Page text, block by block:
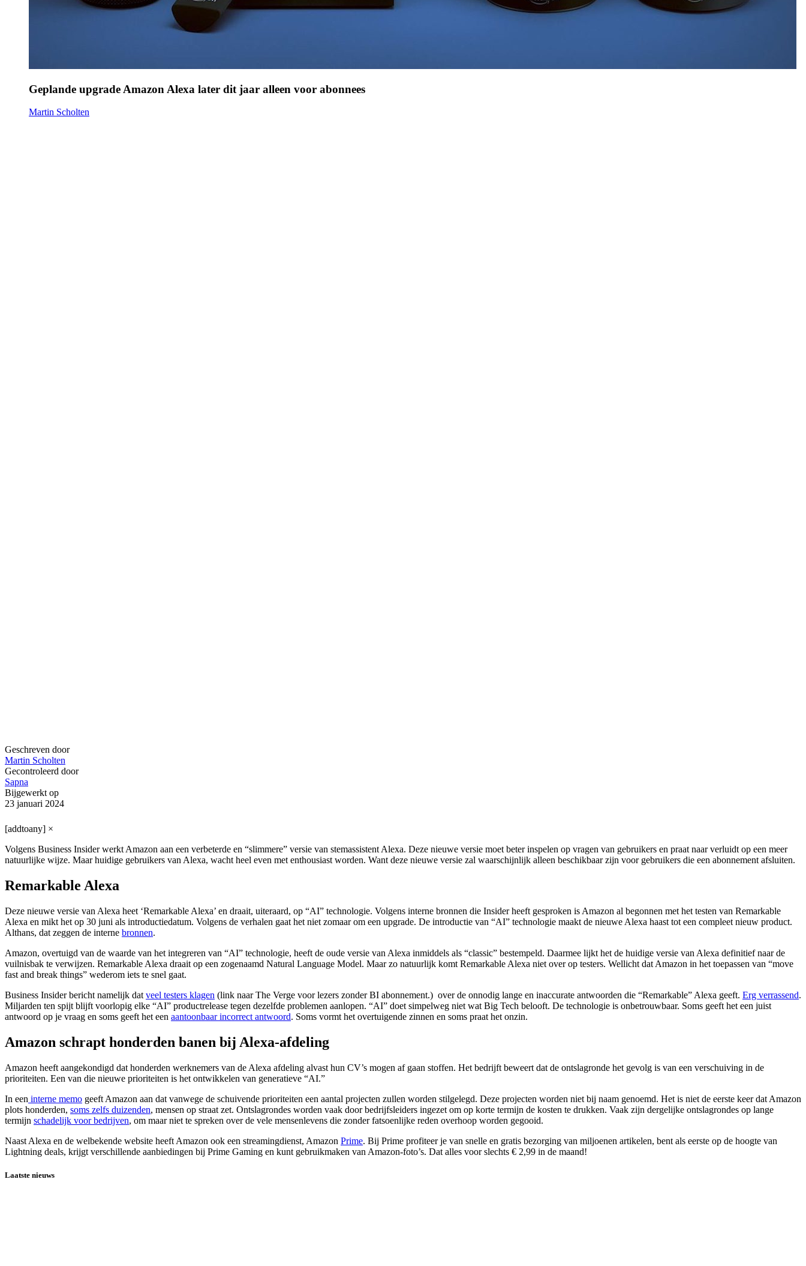
Geplande upgrade Amazon Alexa later dit jaar alleen voor abonnees
Martin Scholten
Geschreven door
Martin Scholten
Gecontroleerd door
Sapna
Bijgewerkt op
23 januari 2024
[addtoany] ×
Volgens Business Insider werkt Amazon aan een verbeterde en “slimmere” versie van stemassistent Alexa. Deze nieuwe versie moet beter inspelen op vragen van gebruikers en praat naar verluidt op een meer
natuurlijke wijze. Maar huidige gebruikers van Alexa, wacht heel even met enthousiast worden. Want deze nieuwe versie zal waarschijnlijk alleen beschikbaar zijn voor gebruikers die een abonnement afsluiten.
Remarkable Alexa
Deze nieuwe versie van Alexa heet ‘Remarkable Alexa’ en draait, uiteraard, op “AI” technologie. Volgens interne bronnen die Insider heeft gesproken is Amazon al begonnen met het testen van Remarkable
Alexa en mikt het op 30 juni als introductiedatum. Volgens de verhalen gaat het niet zomaar om een upgrade. De introductie van “AI” technologie maakt de nieuwe Alexa haast tot een compleet nieuw product.
Althans, dat zeggen de interne bronnen.
Amazon, overtuigd van de waarde van het integreren van “AI” technologie, heeft de oude versie van Alexa inmiddels als “classic” bestempeld. Daarmee lijkt het de huidige versie van Alexa definitief naar de
vuilnisbak te verwijzen. Remarkable Alexa draait op een zogenaamd Natural Language Model. Maar zo natuurlijk komt Remarkable Alexa niet over op testers. Wellicht dat Amazon in het toepassen van “move
fast and break things” wederom iets te snel gaat.
Business Insider bericht namelijk dat veel testers klagen (link naar The Verge voor lezers zonder BI abonnement.) over de onnodig lange en inaccurate antwoorden die “Remarkable” Alexa geeft. Erg verrassend.
Miljarden ten spijt blijft voorlopig elke “AI” productrelease tegen dezelfde problemen aanlopen. “AI” doet simpelweg niet wat Big Tech belooft. De technologie is onbetrouwbaar. Soms geeft het een juist
antwoord op je vraag en soms geeft het een aantoonbaar incorrect antwoord. Soms vormt het overtuigende zinnen en soms praat het onzin.
Amazon schrapt honderden banen bij Alexa-afdeling
Amazon heeft aangekondigd dat honderden werknemers van de Alexa afdeling alvast hun CV’s mogen af gaan stoffen. Het bedrijft beweert dat de ontslagronde het gevolg is van een verschuiving in de
prioriteiten. Een van die nieuwe prioriteiten is het ontwikkelen van generatieve “AI.”
In een interne memo geeft Amazon aan dat vanwege de schuivende prioriteiten een aantal projecten zullen worden stilgelegd. Deze projecten worden niet bij naam genoemd. Het is niet de eerste keer dat Amazon
plots honderden, soms zelfs duizenden, mensen op straat zet. Ontslagrondes worden vaak door bedrijfsleiders ingezet om op korte termijn de kosten te drukken. Vaak zijn dergelijke ontslagrondes op lange
termijn schadelijk voor bedrijven, om maar niet te spreken over de vele mensenlevens die zonder fatsoenlijke reden overhoop worden gegooid.
Naast Alexa en de welbekende website heeft Amazon ook een streamingdienst, Amazon Prime. Bij Prime profiteer je van snelle en gratis bezorging van miljoenen artikelen, bent als eerste op de hoogte van
Lightning deals, krijgt verschillende aanbiedingen bij Prime Gaming en kunt gebruikmaken van Amazon-foto’s. Dat alles voor slechts € 2,99 in de maand!
Laatste nieuws